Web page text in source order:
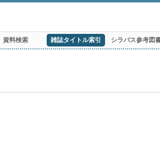
資料検索 雑誌タイトル索引 シラバス参考図